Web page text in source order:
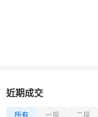
近期成交
所有 一房 二房